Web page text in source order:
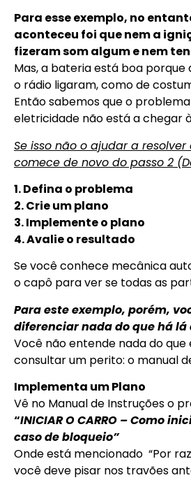
Para esse exemplo, no
aconteceu foi que nem a
fizeram som algum e nem
Mas, a bateria está boa porque
o rádio ligaram, como de
Então sabemos que o
eletricidade não está a chegar
Se isso não o ajudar a
comece de novo do passo 2
1. Defina o problema
2. Crie um plano
3. Implemente o plano
4. Avalie o resultado
Se você conhece mecânica
o capô para ver se todas as
Para este exemplo, porém,
diferenciar nada do que há lá
Você não entende nada do
consultar um perito: o manual
Implementa um Plano
Vê no Manual de Instruções o
“INICIAR O CARRO – Como
caso de bloqueio”
Onde está mencionado “Por
você deve pisar nos travões